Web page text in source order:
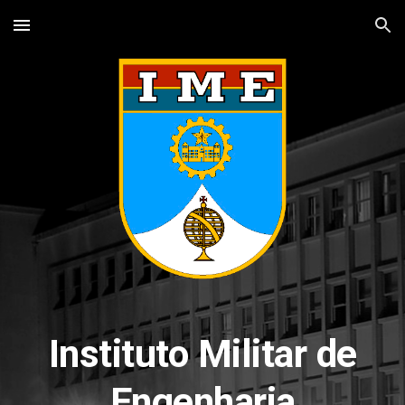
Skip to main content Skip to navigation
Instituto Militar de